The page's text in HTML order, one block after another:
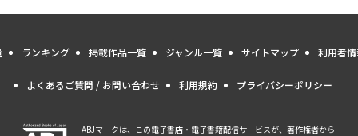
ランキング 掲載作品一覧 ジャンル一覧 サイトマップ 利用者
よくあるご質問 / お問い合わせ 利用規約 プライバシーポリシー
ABJマークは、この電子書店・電子書籍配信サービスが、著作権者から